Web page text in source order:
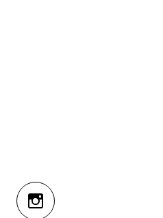
INSTAGRAM